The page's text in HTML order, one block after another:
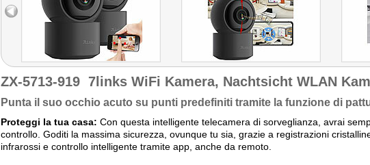
ZX-5713-919 7links WiFi Kamera, Nachtsicht WLAN
Punta il suo occhio acuto su punti predefiniti tramite la funzione di
Proteggi la tua casa: Con questa intelligente telecamera di sorveglianza, avrai
controllo. Goditi la massima sicurezza, ovunque tu sia, grazie a registrazioni
infrarossi e controllo intelligente tramite app, anche da remoto.